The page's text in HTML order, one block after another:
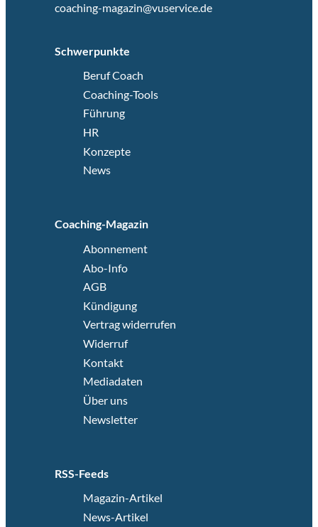
coaching-magazin@vuservice.de
Schwerpunkte
Beruf Coach
Coaching-Tools
Führung
HR
Konzepte
News
Coaching-Magazin
Abonnement
Abo-Info
AGB
Kündigung
Vertrag widerrufen
Widerruf
Kontakt
Mediadaten
Über uns
Newsletter
RSS-Feeds
Magazin-Artikel
News-Artikel